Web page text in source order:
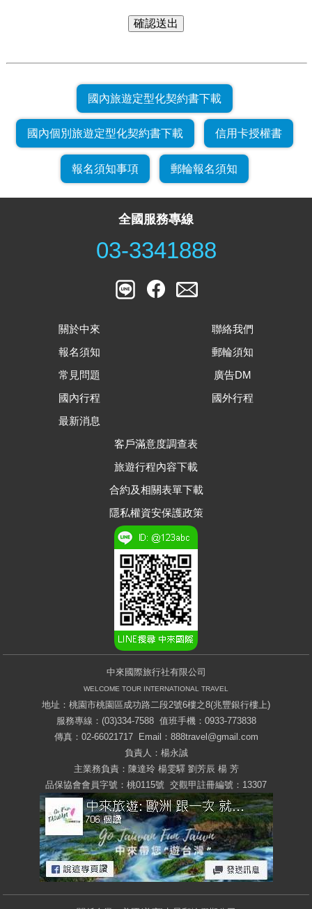
國內旅遊定型化契約書下載
國內個別旅遊定型化契約書下載 信用卡授權書
報名須知事項 郵輪報名須知
全國服務專線
03-3341888
關於中來
聯絡我們
報名須知
郵輪須知
常見問題
廣告DM
國內行程
國外行程
最新消息
客戶滿意度調查表
旅遊行程內容下載
合約及相關表單下載
隱私權資安保護政策
中來國際旅行社有限公司
WELCOME TOUR INTERNATIONAL TRAVEL
地址：桃園市桃園區成功路二段2號6樓之8(兆豐銀行樓上)
服務專線：(03)334-7588 值班手機：0933-773838
傳真：02-66021717 Email： 888travel@gmail.com
負責人：楊永誠
主業務負責：陳達玲 楊雯驛 劉芳辰 楊 芳
品保協會會員字號：桃0115號 交觀甲註冊編號：13307